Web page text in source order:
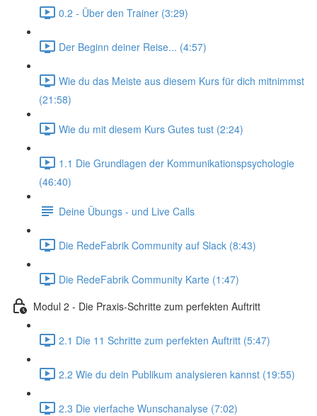
0.2 - Über den Trainer (3:29)
Der Beginn deiner Reise... (4:57)
Wie du das Meiste aus diesem Kurs für dich mitnimmst
(21:58)
Wie du mit diesem Kurs Gutes tust (2:24)
1.1 Die Grundlagen der Kommunikationspsychologie
(46:40)
Deine Übungs - und Live Calls
Die RedeFabrik Community auf Slack (8:43)
Die RedeFabrik Community Karte (1:47)
Modul 2 - Die Praxis-Schritte zum perfekten Auftritt
2.1 Die 11 Schritte zum perfekten Auftritt (5:47)
2.2 Wie du dein Publikum analysieren kannst (19:55)
2.3 Die vierfache Wunschanalyse (7:02)